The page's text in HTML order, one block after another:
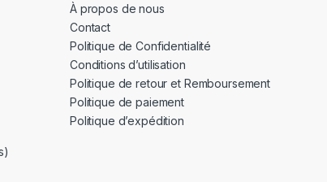
À propos de nous
Contact
Politique de Confidentialité
Conditions d’utilisation
Politique de retour et Remboursement
Politique de paiement
Politique d’expédition